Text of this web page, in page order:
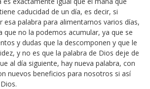
caducidad de un día, es decir, si
esa palabra para alimentarnos varios días,
que no la podemos acumular, ya que se
y dudas que la descomponen y que le
y no es que la palabra de Dios deje de
al día siguiente, hay nueva palabra, con
nuevos beneficios para nosotros si así